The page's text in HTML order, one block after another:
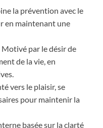
la prévention avec le
en maintenant une
Motivé par le désir de
de la vie, en
vers le plaisir, se
pour maintenir la
basée sur la clarté